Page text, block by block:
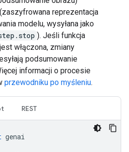
(zaszyfrowana reprezentacja
modelu, wysyłana jako
). Jeśli funkcja
jest włączona, zmiany
podsumowanie
informacji o procesie
przewodniku po myśleniu.
REST
genai